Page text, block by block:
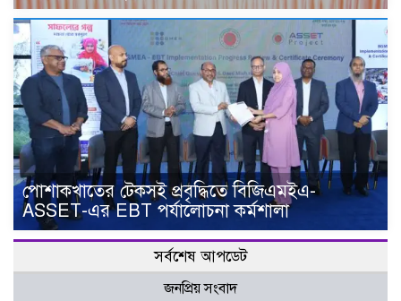
পোশাকখাতের টেকসই প্রবৃদ্ধিতে বিজিএমইএ-
ASSET-এর EBT পর্যালোচনা কর্মশালা
সর্বশেষ আপডেট
জনপ্রিয় সংবাদ